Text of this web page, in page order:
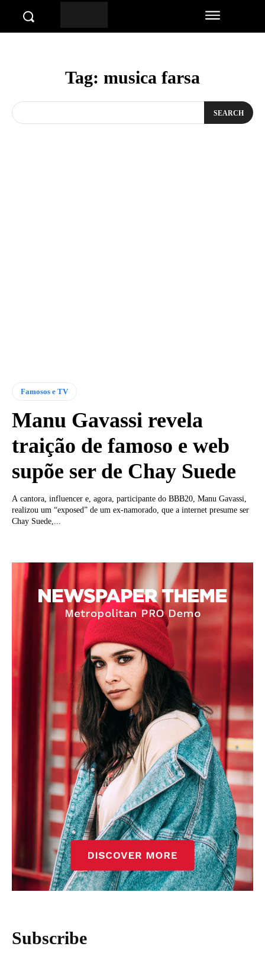
Tag: musica farsa
SEARCH
Famosos e TV
Manu Gavassi revela
traição de famoso e web
supõe ser de Chay Suede
A cantora, influencer e, agora, participante do BBB20, Manu Gavassi,
realizou um “exposed” de um ex-namorado, que a internet presume ser
Chay Suede,...
Subscribe